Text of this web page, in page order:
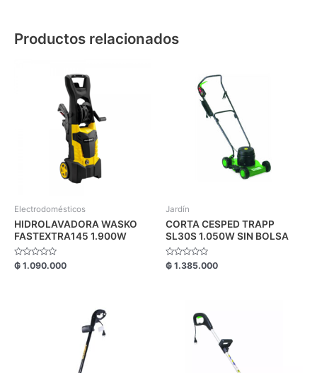
Productos relacionados
Electrodomésticos
HIDROLAVADORA WASKO
FASTEXTRA145 1.900W
Valorado
con
₲ 1.090.000
Jardín
CORTA CESPED TRAPP
SL30S 1.050W SIN BOLSA
Valorado
con
₲ 1.385.000